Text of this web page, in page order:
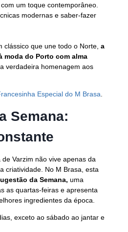
um toque contemporâneo.
modernas e saber-fazer
clássico que une todo o Norte, a
moda do Porto com alma
verdadeira homenagem aos
Especial do M Brasa
Semana:
Varzim não vive apenas da
criatividade. No M Brasa, esta
da Semana,uma
as quartas-feiras e apresenta
ingredientes da época.
exceto ao sábado ao jantar e